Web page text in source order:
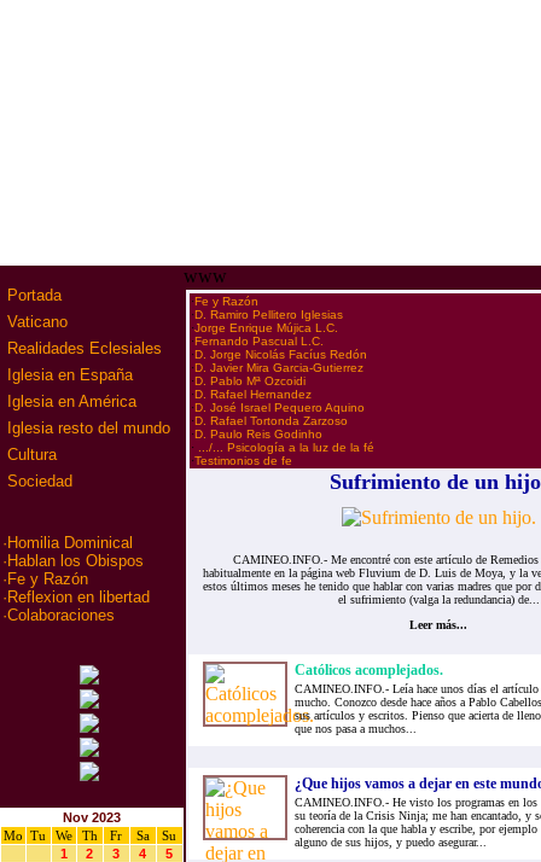
Portada
Vaticano
Realidades Eclesiales
Iglesia en España
Iglesia en América
Iglesia resto del mundo
Cultura
Sociedad
· Homilia Dominical
· Hablan los Obispos
· Fe y Razón
· Reflexion en libertad
·Colaboraciones
Nov 2023
Mo
Tu We Th Fr Sa
Su
1
2 3 4
5
www
·Fe y Razón
·D. Ramiro Pellitero Iglesias
·Jorge Enrique Mújica L.C.
·Fernando Pascual L.C.
·D. Jorge Nicolás Facíus Redón
·D. Javier Mira Garcia-Gutierrez
·D. Pablo Mª Ozcoidi
·D. Rafael Hernandez
·D. José Israel Pequero Aquino
·D. Rafael Tortonda Zarzoso
·D. Paulo Reis Godinho
· .../... Psicología a la luz de la fé
·Testimonios de fe
Sufrimiento de un
CAMINEO.INFO.- Me encontré con este artículo de Remedios
habitualmente en la página web Fluvium de D. Luis de Moya, y la
estos últimos meses he tenido que hablar con varias madres que por
el sufrimiento (valga la redundancia) de...
Leer más...
Católicos acomplejados.
CAMINEO.INFO.- Leía hace unos días el
mucho. Conozco desde hace años a Pablo
sus artículos y escritos. Pienso que acierta de
que nos pasa a muchos...
¿Que hijos vamos a dejar en este
CAMINEO.INFO.- He visto los programas en los
su teoría de la Crisis Ninja; me han encantado, y
coherencia con la que habla y escribe, por
alguno de sus hijos, y puedo asegurar...